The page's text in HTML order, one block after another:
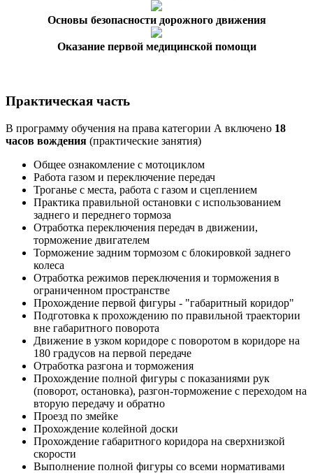
Основы безопасности дорожного движения
Оказание первой медицинской помощи
Практическая часть
В программу обучения на права категории А включено 18
часов вождения (практические занятия)
Общее ознакомление с мотоциклом
Работа газом и переключение передач
Троганье с места, работа с газом и сцеплением
Практика правильной остановки с использованием
заднего и переднего тормоза
Отработка переключения передач в движении,
торможение двигателем
Торможение задним тормозом с блокировкой заднего
колеса
Отработка режимов переключения и торможения в
ограниченном пространстве
Прохождение первой фигуры - "габаритный коридор"
Подготовка к прохождению по правильной траектории
вне габаритного поворота
Движение в узком коридоре с поворотом в коридоре на
180 градусов на первой передаче
Отработка разгона и торможения
Прохождение полной фигуры с показаниями рук
(поворот, остановка), разгон-торможение с переходом на
вторую передачу и обратно
Проезд по змейке
Прохождение колейной доски
Прохождение габаритного коридора на сверхнизкой
скорости
Выполнение полной фигуры со всеми нормативами